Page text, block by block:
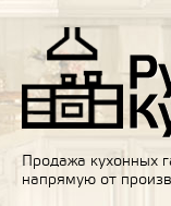
Продажа кухонных
напрямую от